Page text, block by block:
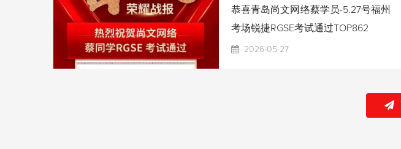
恭喜青岛尚文网络蔡学员-5.27号福州
考场锐捷RGSE考试通过TOP862
2026-05-27